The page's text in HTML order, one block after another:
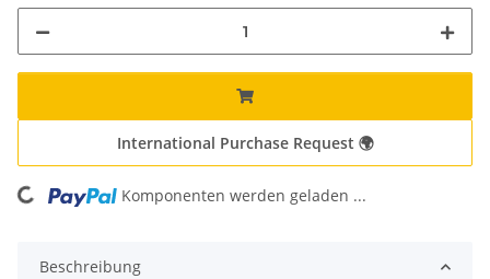
International Purchase Request 🌍
Loading... Komponenten werden geladen ...
Beschreibung